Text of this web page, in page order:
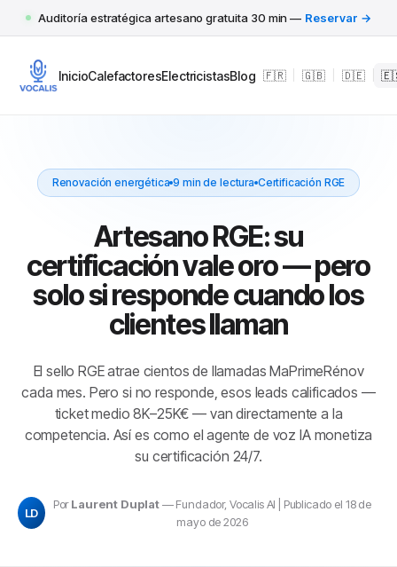
Auditoría estratégica artesano gratuita 30 min — Reservar →
InicioCalefactoresElectricistasBlog 🇫🇷 🇬🇧 🇩🇪
Renovación energética 9 min de lectura Certificación RGE
Artesano RGE: su
certificación vale oro — pero
solo si responde cuando los
clientes llaman
El sello RGE atrae cientos de llamadas MaPrimeRénov
cada mes. Pero si no responde, esos leads calificados —
ticket medio 8K–25K€ — van directamente a la
competencia. Así es como el agente de voz IA monetiza
su certificación 24/7.
LD
PorLaurent Duplat— Fundador, Vocalis AI | Publicado el 18 de
mayo de 2026